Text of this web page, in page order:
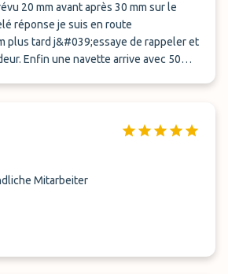
20 mm avant après 30 mm sur le
réponse je suis en route
plus tard j&#039;essaye de rappeler et
Enfin une navette arrive avec 50
Mitarbeiter